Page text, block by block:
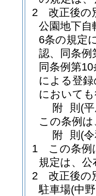
2
改正後の
公園地下自
6条の規定
認、同条例
同条例第
による登
において
附 則 (
この条例
附 則 (
1
この条例
規定は、
2
改正後の
駐車場(中